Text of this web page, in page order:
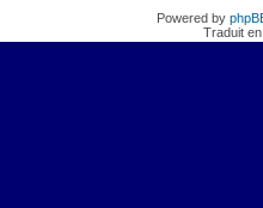
Powered by
Traduit